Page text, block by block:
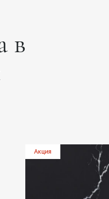
в
Акция